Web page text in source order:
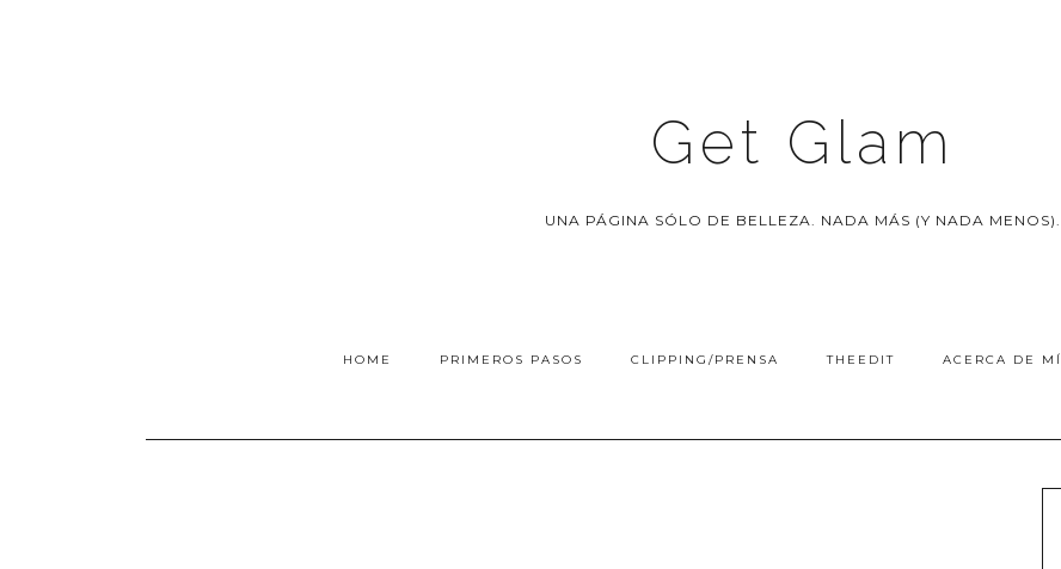
Get Glam
UNA PÁGINA SÓLO DE BELLEZA. NADA MÁS (Y NADA MENOS).
HOME PRIMEROS PASOS CLIPPING/PRENSA THEEDIT ACERCA DE MÍ